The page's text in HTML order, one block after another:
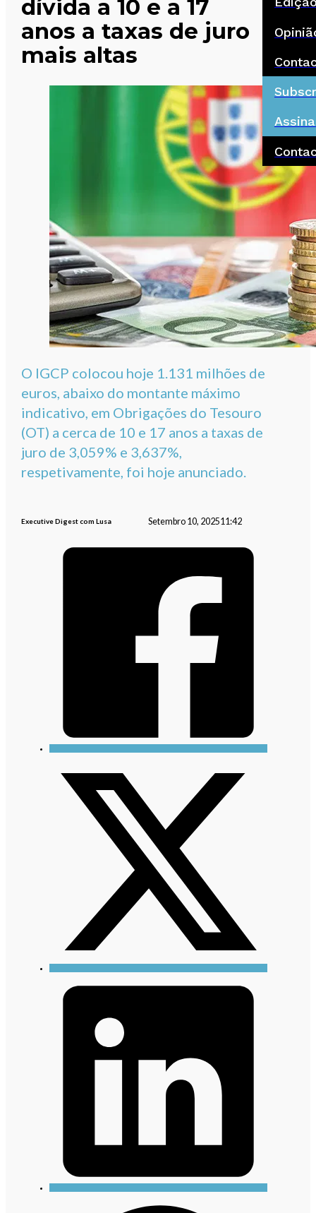
dívida a 10 e a 17
anos a taxas de juro
mais altas
O IGCP colocou hoje 1.131 milhões de
euros, abaixo do montante máximo
indicativo, em Obrigações do Tesouro
(OT) a cerca de 10 e 17 anos a taxas de
juro de 3,059% e 3,637%,
respetivamente, foi hoje anunciado.
Executive Digest com Lusa Setembro 10, 202511:42